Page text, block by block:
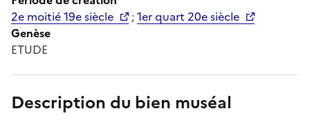
2e moitié 19e siècle
;1er quart 20e siècle
Genèse
ETUDE
Description du bien muséal